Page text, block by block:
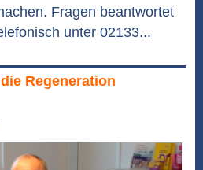
Fragen beantwortet
unter 02133...
Regeneration